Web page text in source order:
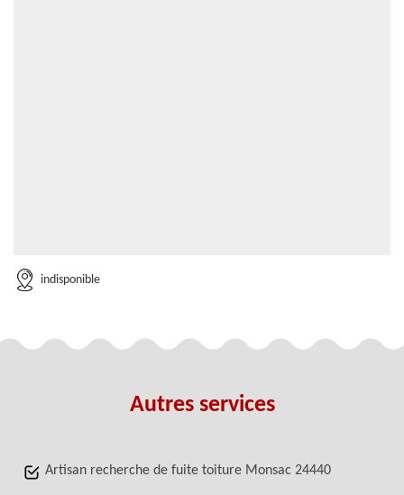
indisponible
Autres services
Artisan recherche de fuite toiture Monsac 24440